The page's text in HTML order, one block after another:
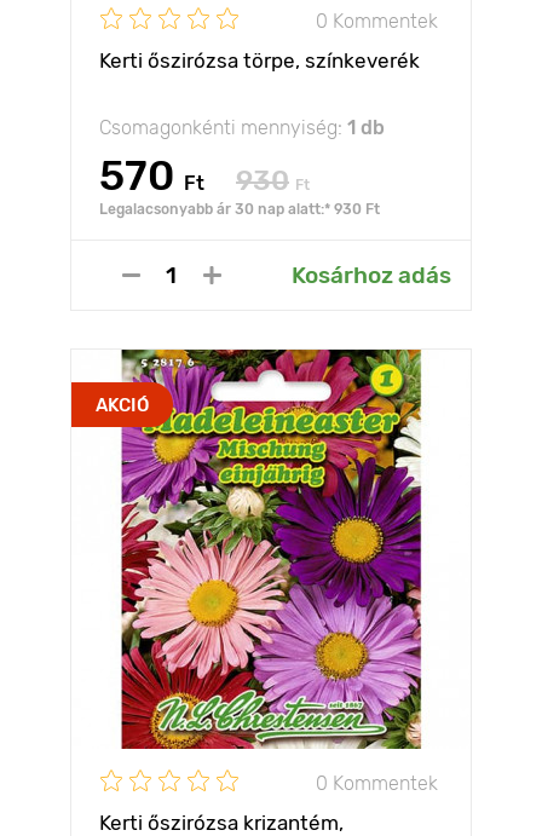
0 Kommentek
Kerti őszirózsa törpe, színkeverék
Csomagonkénti mennyiség: 1 db
570 Ft 930 Ft
Legalacsonyabb ár 30 nap alatt:* 930 Ft
Kosárhoz adás
AKCIÓ
0 Kommentek
Kerti őszirózsa krizantém,